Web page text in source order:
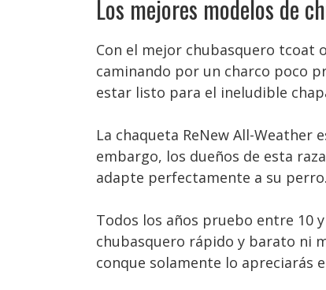
Los mejores modelos de
Con el mejor chubasquero tcoat
caminando por un charco poco
estar listo para el ineludible
La chaqueta ReNew All-
embargo, los dueños de esta
adapte perfectamente a su perro.
Todos los años pruebo entre 10
chubasquero rápido y barato ni
conque solamente lo apreciarás